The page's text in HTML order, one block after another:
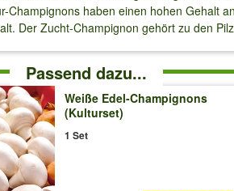
haben einen hohen Gehalt
Der Zucht-Champignon gehört zu den
Passend dazu...
Weiße Edel-Champignons
(Kulturset)
1 Set